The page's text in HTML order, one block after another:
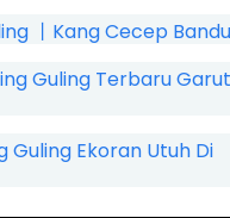
丨Kang Cecep
Garut
Guling Ekoran Utuh Di